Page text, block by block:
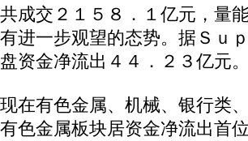
交２１５８．１亿元，量
进一步观望的态势。据Ｓｕ
资金净流出４４．２３亿元
有色金属、机械、银行类
色金属板块居资金净流出首